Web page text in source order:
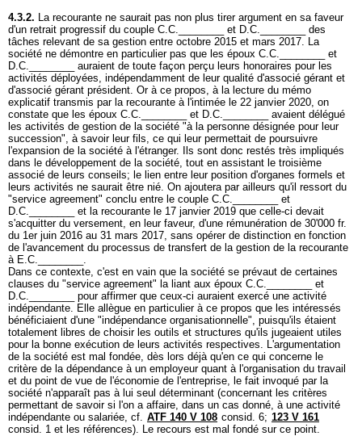
4.3.2. La recourante ne saurait pas non plus tirer argument en sa faveur
d'un retrait progressif du couple C.C.________ et D.C.________ des
tâches relevant de sa gestion entre octobre 2015 et mars 2017. La
société ne démontre en particulier pas que les époux C.C.________ et
D.C.________ auraient de toute façon perçu leurs honoraires pour les
activités déployées, indépendamment de leur qualité d'associé gérant et
d'associé gérant président. Or à ce propos, à la lecture du mémo
explicatif transmis par la recourante à l'intimée le 22 janvier 2020, on
constate que les époux C.C.________ et D.C.________ avaient délégué
les activités de gestion de la société "à la personne désignée pour leur
succession", à savoir leur fils, ce qui leur permettait de poursuivre
l'expansion de la société à l'étranger. Ils sont donc restés très impliqués
dans le développement de la société, tout en assistant le troisième
associé de leurs conseils; le lien entre leur position d'organes formels et
leurs activités ne saurait être nié. On ajoutera par ailleurs qu'il ressort du
"service agreement" conclu entre le couple C.C.________ et
D.C.________ et la recourante le 17 janvier 2019 que celle-ci devait
s'acquitter du versement, en leur faveur, d'une rémunération de 30'000 fr.
du 1er juin 2016 au 31 mars 2017, sans opérer de distinction en fonction
de l'avancement du processus de transfert de la gestion de la recourante
à E.C.________.
Dans ce contexte, c'est en vain que la société se prévaut de certaines
clauses du "service agreement" la liant aux époux C.C.________ et
D.C.________ pour affirmer que ceux-ci auraient exercé une activité
indépendante. Elle allègue en particulier à ce propos que les intéressés
bénéficiaient d'une "indépendance organisationnelle", puisqu'ils étaient
totalement libres de choisir les outils et structures qu'ils jugeaient utiles
pour la bonne exécution de leurs activités respectives. L'argumentation
de la société est mal fondée, dès lors déjà qu'en ce qui concerne le
critère de la dépendance à un employeur quant à l'organisation du travail
et du point de vue de l'économie de l'entreprise, le fait invoqué par la
société n'apparaît pas à lui seul déterminant (concernant les critères
permettant de savoir si l'on a affaire, dans un cas donné, à une activité
indépendante ou salariée, cf. ATF 140 V 108 consid. 6; 123 V 161
consid. 1 et les références). Le recours est mal fondé sur ce point.